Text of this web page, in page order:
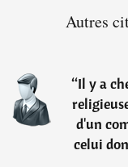
Autres
“Il y a
d'un
celui